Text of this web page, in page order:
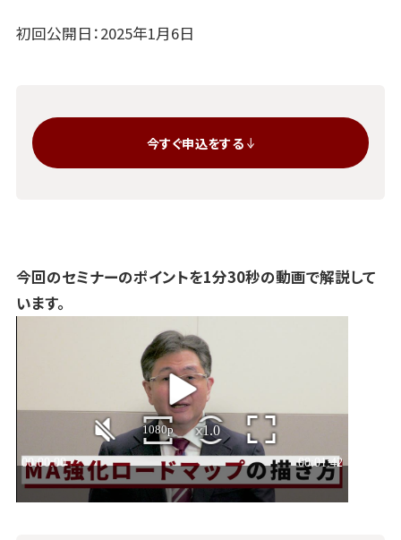
初回公開日：2025年1月6日
今すぐ申込をする
今回のセミナーのポイントを1分30秒の動画で解説して
います。